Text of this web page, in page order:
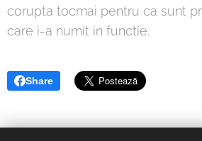
corupta tocmai pentru ca sunt
care i-a numit in functie.
Share